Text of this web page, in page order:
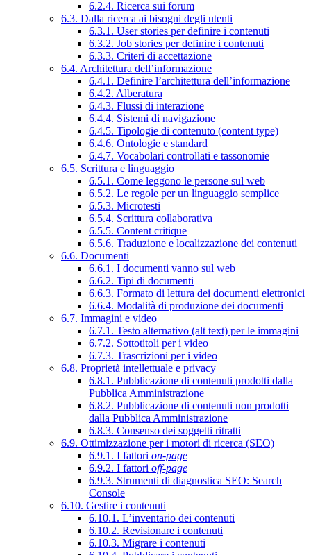
6.2.4. Ricerca sui forum
6.3. Dalla ricerca ai bisogni degli utenti
6.3.1. User stories per definire i contenuti
6.3.2. Job stories per definire i contenuti
6.3.3. Criteri di accettazione
6.4. Architettura dell’informazione
6.4.1. Definire l’architettura dell’informazione
6.4.2. Alberatura
6.4.3. Flussi di interazione
6.4.4. Sistemi di navigazione
6.4.5. Tipologie di contenuto (content type)
6.4.6. Ontologie e standard
6.4.7. Vocabolari controllati e tassonomie
6.5. Scrittura e linguaggio
6.5.1. Come leggono le persone sul web
6.5.2. Le regole per un linguaggio semplice
6.5.3. Microtesti
6.5.4. Scrittura collaborativa
6.5.5. Content critique
6.5.6. Traduzione e localizzazione dei contenuti
6.6. Documenti
6.6.1. I documenti vanno sul web
6.6.2. Tipi di documenti
6.6.3. Formato di lettura dei documenti elettronici
6.6.4. Modalità di produzione dei documenti
6.7. Immagini e video
6.7.1. Testo alternativo (alt text) per le immagini
6.7.2. Sottotitoli per i video
6.7.3. Trascrizioni per i video
6.8. Proprietà intellettuale e privacy
6.8.1. Pubblicazione di contenuti prodotti dalla
Pubblica Amministrazione
6.8.2. Pubblicazione di contenuti non prodotti
dalla Pubblica Amministrazione
6.8.3. Consenso dei soggetti ritratti
6.9. Ottimizzazione per i motori di ricerca (SEO)
6.9.1. I fattori on-page
6.9.2. I fattori off-page
6.9.3. Strumenti di diagnostica SEO: Search
Console
6.10. Gestire i contenuti
6.10.1. L’inventario dei contenuti
6.10.2. Revisionare i contenuti
6.10.3. Migrare i contenuti